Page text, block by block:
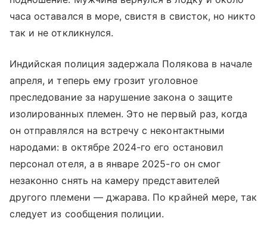
часа оставался в море, свистя в свисток, но никто
так и не откликнулся.
Индийская полиция задержала Полякова в начале
апреля, и теперь ему грозит уголовное
преследование за нарушение закона о защите
изолированных племен. Это не первый раз, когда
он отправлялся на встречу с неконтактными
народами: в октябре 2024-го его остановил
персонал отеля, а в январе 2025-го он смог
незаконно снять на камеру представителей
другого племени — джарава. По крайней мере, так
следует из сообщения полиции.